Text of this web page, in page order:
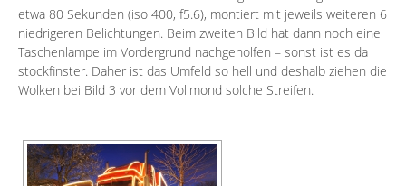
etwa 80 Sekunden (iso 400, f5.6), montiert mit jeweils weiteren 6
niedrigeren Belichtungen. Beim zweiten Bild hat dann noch eine
Taschenlampe im Vordergrund nachgeholfen – sonst ist es da
stockfinster. Daher ist das Umfeld so hell und deshalb ziehen die
Wolken bei Bild 3 vor dem Vollmond solche Streifen.